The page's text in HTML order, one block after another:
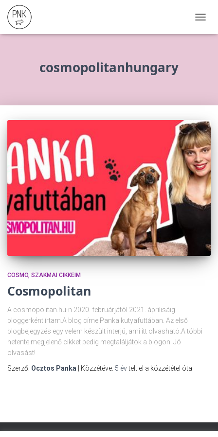
cosmopolitanhungary
COSMO SZAKMAI CIKKEIM
Cosmopolitan
A cosmopolitan.hu-n 2020. februárjától 2021. áprilisáig
bloggerként írtam.A blog címe Panka kutyafuttában. Az első
blogbejegyzés egy velem készült interjú, ami itt olvasható.A többi
hetente megjelenő cikket pedig megtaláljátok a blogon. Jó
olvasást!
Szerző: Ocztos Panka | Közzétéve: 5 évtelt el a közzététel óta